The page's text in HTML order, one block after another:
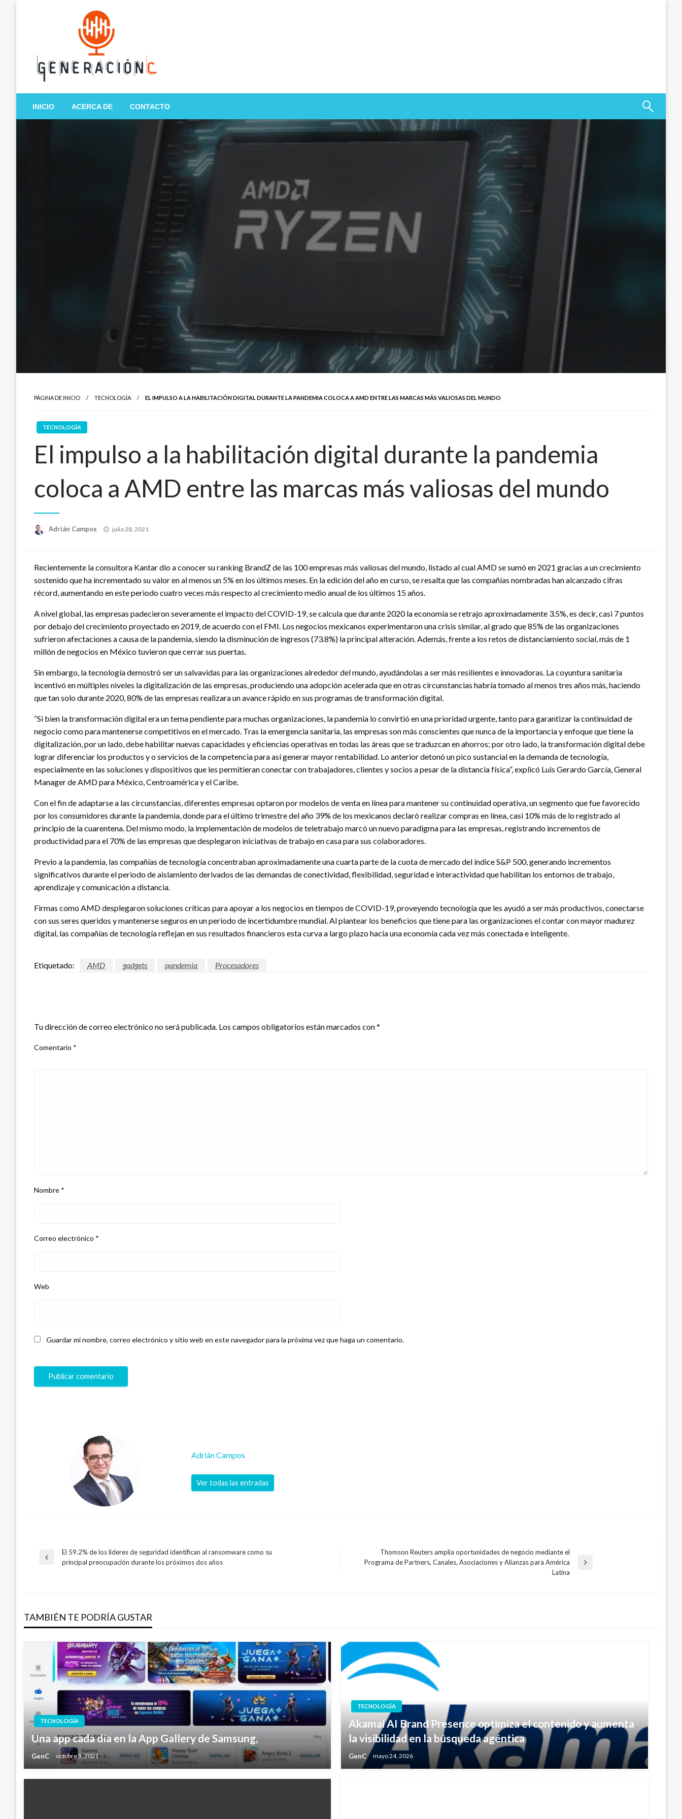
Generación C
INICIO ACERCA DE CONTACTO
PÁGINA DE INICIO TECNOLOGÍA EL IMPULSO A LA HABILITACIÓN DIGITAL DURANTE LA PANDEMIA COLOCA A AMD ENTRE LAS MARCAS MÁS VALIOSAS DEL MUNDO
TECNOLOGÍA
El impulso a la habilitación digital durante la pandemia
coloca a AMD entre las marcas más valiosas del mundo
Adrián Campos
Publicado
julio 28, 2021
Recientemente la consultora Kantar dio a conocer su ranking BrandZ de las 100 empresas más valiosas del mundo, listado al cual AMD se sumó en 2021 gracias a un crecimiento
sostenido que ha incrementado su valor en al menos un 5% en los últimos meses. En la edición del año en curso, se resalta que las compañías nombradas han alcanzado cifras
récord, aumentando en este periodo cuatro veces más respecto al crecimiento medio anual de los últimos 15 años.
A nivel global, las empresas padecieron severamente el impacto del COVID-19, se calcula que durante 2020 la economía se retrajo aproximadamente 3.5%, es decir, casi 7 puntos
por debajo del crecimiento proyectado en 2019, de acuerdo con el FMI. Los negocios mexicanos experimentaron una crisis similar, al grado que 85% de las organizaciones
sufrieron afectaciones a causa de la pandemia, siendo la disminución de ingresos (73.8%) la principal alteración. Además, frente a los retos de distanciamiento social, más de 1
millón de negocios en México tuvieron que cerrar sus puertas.
Sin embargo, la tecnología demostró ser un salvavidas para las organizaciones alrededor del mundo, ayudándolas a ser más resilientes e innovadoras. La coyuntura sanitaria
incentivó en múltiples niveles la digitalización de las empresas, produciendo una adopción acelerada que en otras circunstancias habría tomado al menos tres años más, haciendo
que tan solo durante 2020, 80% de las empresas realizara un avance rápido en sus programas de transformación digital.
“Si bien la transformación digital era un tema pendiente para muchas organizaciones, la pandemia lo convirtió en una prioridad urgente, tanto para garantizar la continuidad de
negocio como para mantenerse competitivos en el mercado. Tras la emergencia sanitaria, las empresas son más conscientes que nunca de la importancia y enfoque que tiene la
digitalización, por un lado, debe habilitar nuevas capacidades y eficiencias operativas en todas las áreas que se traduzcan en ahorros; por otro lado, la transformación digital debe
lograr diferenciar los productos y o servicios de la competencia para así generar mayor rentabilidad. Lo anterior detonó un pico sustancial en la demanda de tecnología,
especialmente en las soluciones y dispositivos que les permitieran conectar con trabajadores, clientes y socios a pesar de la distancia física”, explicó Luis Gerardo García, General
Manager de AMD para México, Centroamérica y el Caribe.
Con el fin de adaptarse a las circunstancias, diferentes empresas optaron por modelos de venta en línea para mantener su continuidad operativa, un segmento que fue favorecido
por los consumidores durante la pandemia, donde para el último trimestre del año 39% de los mexicanos declaró realizar compras en línea, casi 10% más de lo registrado al
principio de la cuarentena. Del mismo modo, la implementación de modelos de teletrabajo marcó un nuevo paradigma para las empresas, registrando incrementos de
productividad para el 70% de las empresas que desplegaron iniciativas de trabajo en casa para sus colaboradores.
Previo a la pandemia, las compañías de tecnología concentraban aproximadamente una cuarta parte de la cuota de mercado del índice S&P 500, generando incrementos
significativos durante el periodo de aislamiento derivados de las demandas de conectividad, flexibilidad, seguridad e interactividad que habilitan los entornos de trabajo,
aprendizaje y comunicación a distancia.
Firmas como AMD desplegaron soluciones críticas para apoyar a los negocios en tiempos de COVID-19, proveyendo tecnología que les ayudó a ser más productivos, conectarse
con sus seres queridos y mantenerse seguros en un periodo de incertidumbre mundial. Al plantear los beneficios que tiene para las organizaciones el contar con mayor madurez
digital, las compañías de tecnología reflejan en sus resultados financieros esta curva a largo plazo hacia una economía cada vez más conectada e inteligente.
Etiquetado: AMD gadgets pandemia Procesadores
Tu dirección de correo electrónico no será publicada. Los campos obligatorios están marcados con*
Comentario *
Nombre *
Correo electrónico *
Web
Guardar mi nombre, correo electrónico y sitio web en este navegador para la próxima vez que haga un comentario.
Adrián Campos
Ver todas las entradas
Navegación
entradas
Entrada
El 59.2% de los líderes de seguridad identifican al ransomware como su
principal preocupación durante los próximos dos años
Entrada
Thomson Reuters amplía oportunidades de negocio mediante el
Programa de Partners, Canales, Asociaciones y Alianzas para América
Latina
TAMBIÉN TE PODRÍA GUSTAR
TECNOLOGÍA
Una app cada día en la App Gallery de Samsung,
GenC octubre 5, 2021
TECNOLOGÍA
Akamai AI Brand Presence optimiza el contenido y aumenta
la visibilidad en la búsqueda agéntica
GenC mayo 24, 2026